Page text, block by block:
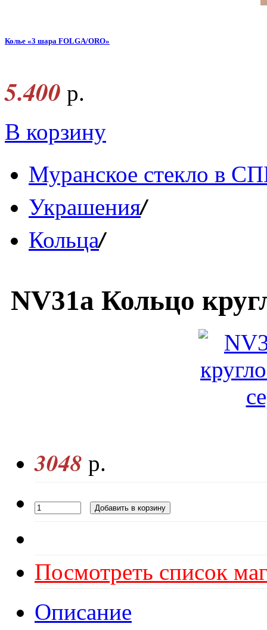
Колье «3 шара FOLGA/ORO»
5.400 р.
В корзину
Муранское стекло в
Украшения/
Кольца/
NV31a Кольцо
3048 р.
Посмотреть список
Описание